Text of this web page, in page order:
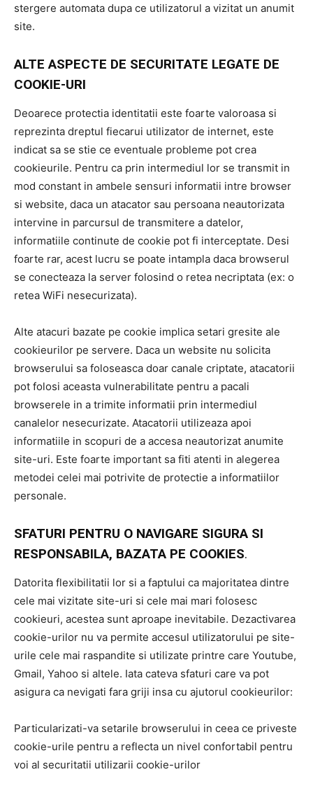
stergere automata dupa ce utilizatorul a vizitat un anumit
site.
ALTE ASPECTE DE SECURITATE LEGATE DE
COOKIE-URI
Deoarece protectia identitatii este foarte valoroasa si
reprezinta dreptul fiecarui utilizator de internet, este
indicat sa se stie ce eventuale probleme pot crea
cookieurile. Pentru ca prin intermediul lor se transmit in
mod constant in ambele sensuri informatii intre browser
si website, daca un atacator sau persoana neautorizata
intervine in parcursul de transmitere a datelor,
informatiile continute de cookie pot fi interceptate. Desi
foarte rar, acest lucru se poate intampla daca browserul
se conecteaza la server folosind o retea necriptata (ex: o
retea WiFi nesecurizata).
Alte atacuri bazate pe cookie implica setari gresite ale
cookieurilor pe servere. Daca un website nu solicita
browserului sa foloseasca doar canale criptate, atacatorii
pot folosi aceasta vulnerabilitate pentru a pacali
browserele in a trimite informatii prin intermediul
canalelor nesecurizate. Atacatorii utilizeaza apoi
informatiile in scopuri de a accesa neautorizat anumite
site-uri. Este foarte important sa fiti atenti in alegerea
metodei celei mai potrivite de protectie a informatiilor
personale.
SFATURI PENTRU O NAVIGARE SIGURA SI
RESPONSABILA, BAZATA PE COOKIES.
Datorita flexibilitatii lor si a faptului ca majoritatea dintre
cele mai vizitate site-uri si cele mai mari folosesc
cookieuri, acestea sunt aproape inevitabile. Dezactivarea
cookie-urilor nu va permite accesul utilizatorului pe site-
urile cele mai raspandite si utilizate printre care Youtube,
Gmail, Yahoo si altele. Iata cateva sfaturi care va pot
asigura ca nevigati fara griji insa cu ajutorul cookieurilor:
Particularizati-va setarile browserului in ceea ce priveste
cookie-urile pentru a reflecta un nivel confortabil pentru
voi al securitatii utilizarii cookie-urilor